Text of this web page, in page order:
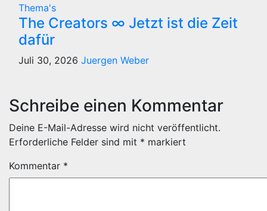
Thema's
The Creators ∞ Jetzt ist die Zeit
dafür
Juli 30, 2026 Juergen Weber
Schreibe einen Kommentar
Deine E-Mail-Adresse wird nicht veröffentlicht.
Erforderliche Felder sind mit * markiert
Kommentar *